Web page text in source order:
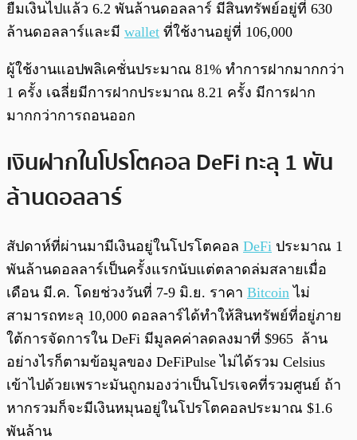
ยืมเงินไปแล้ว 6.2 พันล้านดอลลาร์ มีสินทรัพย์อยู่ที่ 630
ล้านดอลลาร์และมี wallet ที่ใช้งานอยู่ที่ 106,000
ผู้ใช้งานแอปพลิเคชั่นประมาณ 81% ทำการฝากมากกว่า
1 ครั้ง เฉลี่ยมีการฝากประมาณ 8.21 ครั้ง มีการฝาก
มากกว่าการถอนออก
เงินฝากในโปรโตคอล DeFi ทะลุ 1 พัน
ล้านดอลลาร์
สัปดาห์ที่ผ่านมามีเงินอยู่ในโปรโตคอล DeFi ประมาณ 1
พันล้านดอลลาร์เป็นครั้งแรกนับแต่ตลาดล่มสลายเมื่อ
เดือน มี.ค. โดยช่วงวันที่ 7-9 มิ.ย. ราคา Bitcoin ไม่
สามารถทะลุ 10,000 ดอลลาร์ได้ทำให้สินทรัพย์ที่อยู่ภาย
ใต้การจัดการใน DeFi มีมูลคค่าลดลงมาที่ $965 ล้าน
อย่างไรก็ตามข้อมูลของ DeFiPulse ไม่ได้รวม Celsius
เข้าไปด้วยเพราะมันถูกมองว่าเป็นโปรเจคที่รวมศูนย์ ถ้า
หากรวมก็จะมีเงินหมุนอยู่ในโปรโตคอลประมาณ $1.6
พันล้าน